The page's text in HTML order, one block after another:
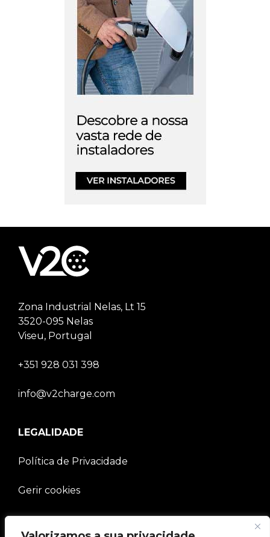
Zona Industrial Nelas, Lt 15
3520-095 Nelas
Viseu, Portugal
+351 928 031 398
info@v2charge.com
LEGALIDADE
Política de Privacidade
Gerir cookies
EMPRESA